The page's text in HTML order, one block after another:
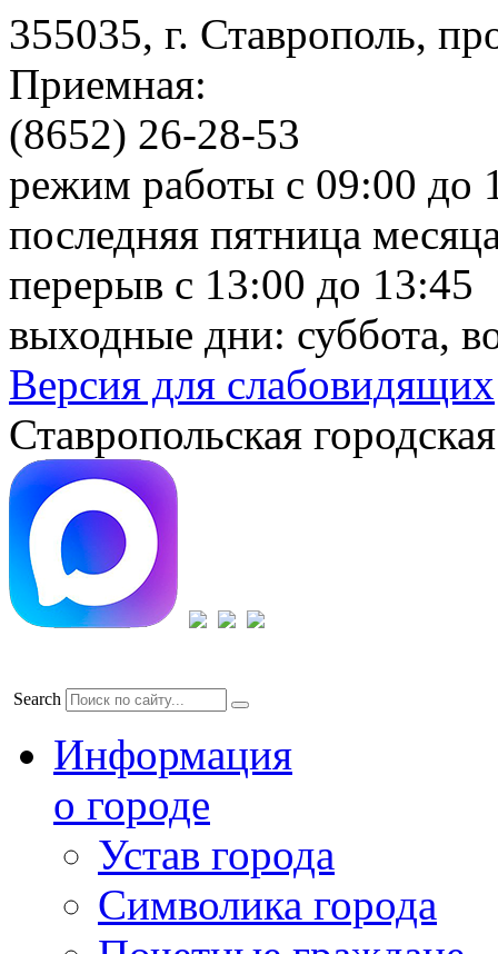
355035, г. Ставрополь,
Приемная:
(8652) 26-28-53
режим работы с 09:00 до
последняя пятница
перерыв с 13:00 до 13:45
выходные дни: суббота,
Версия для слабовидящих
Ставропольская
Search
Информация
о городе
Устав города
Символика города